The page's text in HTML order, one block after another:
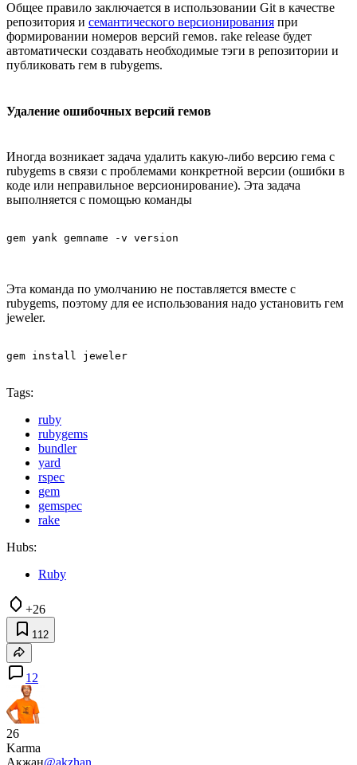
Общее правило заключается в использовании Git в качестве
репозитория и семантического версионирования при
формировании номеров версий гемов. rake release будет
автоматически создавать необходимые тэги в репозитории и
публиковать гем в rubygems.
Удаление ошибочных версий гемов
Иногда возникает задача удалить какую-либо версию гема с
rubygems в связи с проблемами конкретной версии (ошибки в
коде или неправильное версионирование). Эта задача
выполняется с помощью команды
Эта команда по умолчанию не поставляется вместе с
rubygems, поэтому для ее использования надо установить гем
jeweler.
Tags:
ruby
rubygems
bundler
yard
rspec
gem
gemspec
rake
Hubs:
Ruby
+26
112
12
26
Karma
Акжан@akzhan